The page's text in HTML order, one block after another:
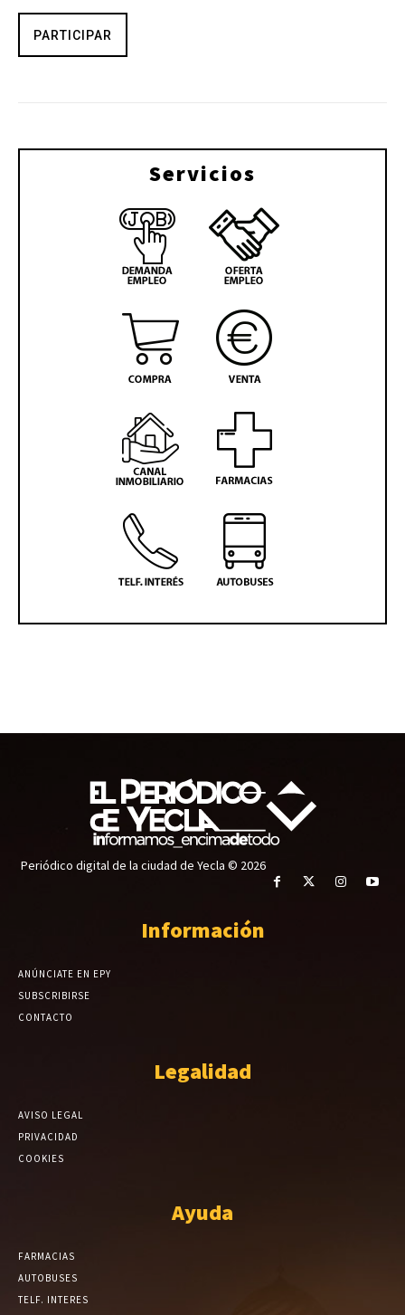
PARTICIPAR
Servicios
Periódico digital de la ciudad de Yecla © 2026
Información
ANÚNCIATE EN EPY
SUBSCRIBIRSE
CONTACTO
Legalidad
AVISO LEGAL
PRIVACIDAD
COOKIES
Ayuda
FARMACIAS
AUTOBUSES
TELF. INTERES